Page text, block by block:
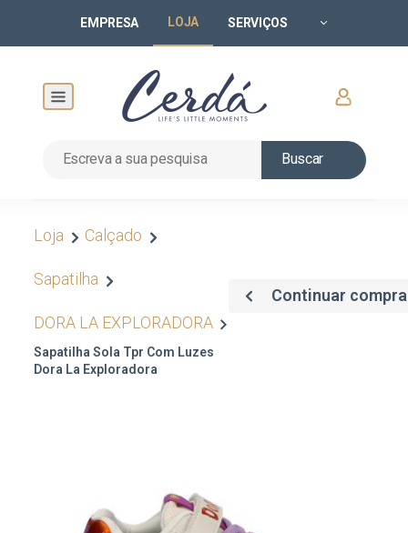
EMPRESA LOJA SERVIÇOS
Buscar
Loja Calçado
Sapatilha
DORA LA EXPLORADORA
Sapatilha Sola Tpr Com Luzes
Dora La Exploradora
Continuar